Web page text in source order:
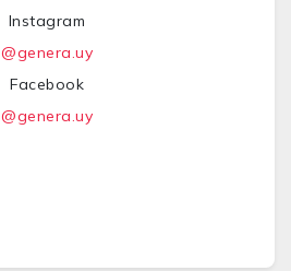
Instagram
@genera.uy
Facebook
@genera.uy